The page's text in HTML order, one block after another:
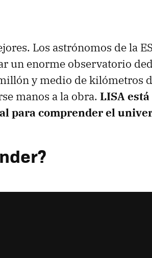
Los astrónomos de la
un enorme observatorio
y medio de kilómetros
manos a la obra. LISA
para comprender el